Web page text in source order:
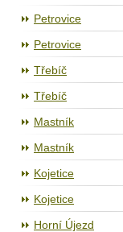
Petrovice
Petrovice
Třebíč
Třebíč
Mastník
Mastník
Kojetice
Kojetice
Horní Újezd